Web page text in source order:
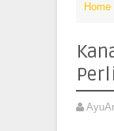
Home